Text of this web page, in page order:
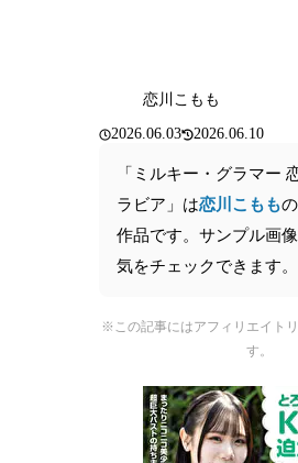
恋川こもも
2026.06.03 2026.06.10
「ミルキー・グラマー
ラビア」は恋川こもも
作品です。サンプル画
気をチェックできます。
※この記事にはアフィリエイト
す。